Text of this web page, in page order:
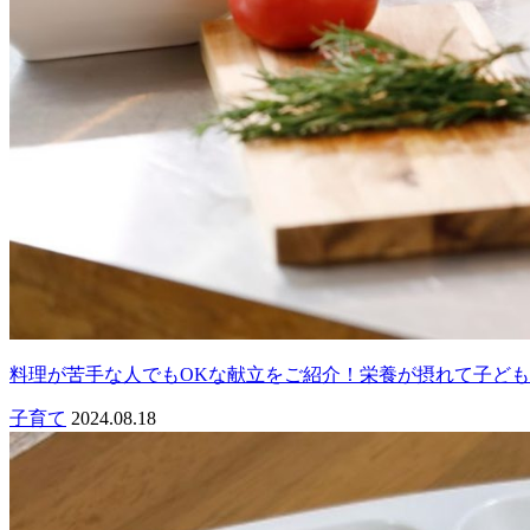
料理が苦手な人でもOKな献立をご紹介！栄養が摂れて子ど
子育て 2024.08.18